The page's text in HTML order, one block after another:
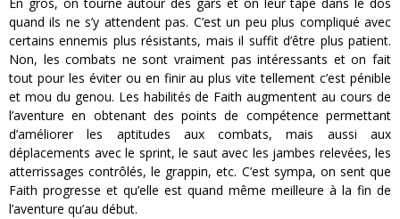
En gros, on tourne autour des gars et on leur tape dans le dos
quand ils ne s’y attendent pas. C’est un peu plus compliqué avec
certains ennemis plus résistants, mais il suffit d’être plus patient.
Non, les combats ne sont vraiment pas intéressants et on fait
tout pour les éviter ou en finir au plus vite tellement c’est pénible
et mou du genou. Les habilités de Faith augmentent au cours de
l’aventure en obtenant des points de compétence permettant
d’améliorer les aptitudes aux combats, mais aussi aux
déplacements avec le sprint, le saut avec les jambes relevées, les
atterrissages contrôlés, le grappin, etc. C’est sympa, on sent que
Faith progresse et qu’elle est quand même meilleure à la fin de
l’aventure qu’au début.